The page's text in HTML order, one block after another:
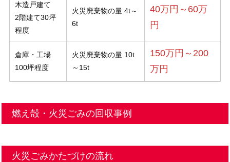
木造戸建て
2階建て30坪
程度
火災廃棄物の量 4t～
6t
40万円～60万
円
倉庫・工場
100坪程度
火災廃棄物の量 10t
～15t
150万円～200
万円
燃え殻・火災ごみの回収事例
火災ごみかたづけの流れ